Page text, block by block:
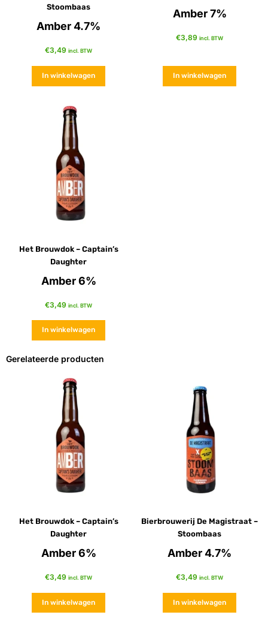
Stoombaas
Amber 4.7%
€3,49 incl. BTW
In winkelwagen
Amber 7%
€3,89 incl. BTW
In winkelwagen
Het Brouwdok – Captain’s
Daughter
Amber 6%
€3,49 incl. BTW
In winkelwagen
Gerelateerde producten
Het Brouwdok – Captain’s
Daughter
Amber 6%
€3,49 incl. BTW
In winkelwagen
Bierbrouwerij De Magistraat –
Stoombaas
Amber 4.7%
€3,49 incl. BTW
In winkelwagen